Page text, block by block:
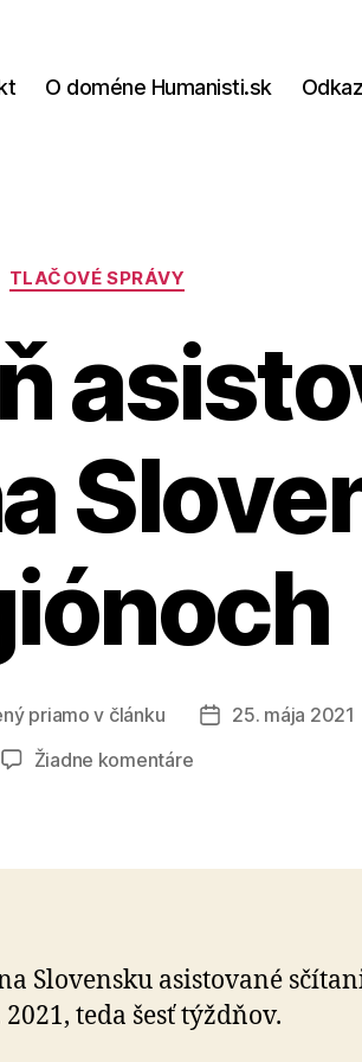
O doméne Humanisti.sk
Kategórie
TLAČOVÉ SPRÁVY
priamo v článku
Dátum
25. mája 2021
Žiadne komentárena
sčítania
regiónoch
Slovensku asistované
teda šesť týždňov.